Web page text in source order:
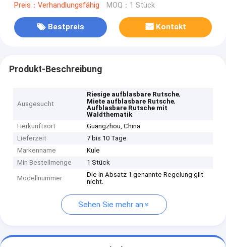
Preis：Verhandlungsfähig MOQ：1 Stück
Bestpreis Kontakt
Produkt-Beschreibung
Ausgesucht
Riesige aufblasbare Rutsche,
Miete aufblasbare Rutsche,
Aufblasbare Rutsche mit
Waldthematik
Herkunftsort
Guangzhou, China
Lieferzeit
7 bis 10 Tage
Markenname
Kule
Min Bestellmenge
1 Stück
Modellnummer
Die in Absatz 1 genannte Regelung gilt
nicht.
Sehen Sie mehr an